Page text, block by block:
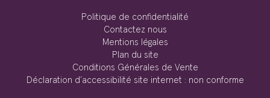
Politique de confidentialité
Contactez nous
Mentions légales
Plan du site
Conditions Générales de Vente
Déclaration d’accessibilité site internet : non conforme